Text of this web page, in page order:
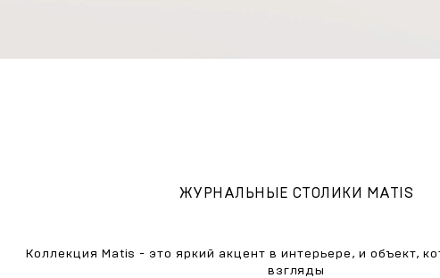
ЖУРНАЛЬНЫЕ СТОЛИКИ MATIS
Коллекция Matis - это яркий акцент в интерьере, и объект,
взгляды